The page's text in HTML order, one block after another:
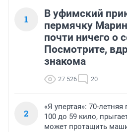
1
В уфимский
пермячку
почти ничего о
Посмотрите,
знакома
27 526 20
2
«Я упертая»: 70-
100 до 59 кило,
может протащить